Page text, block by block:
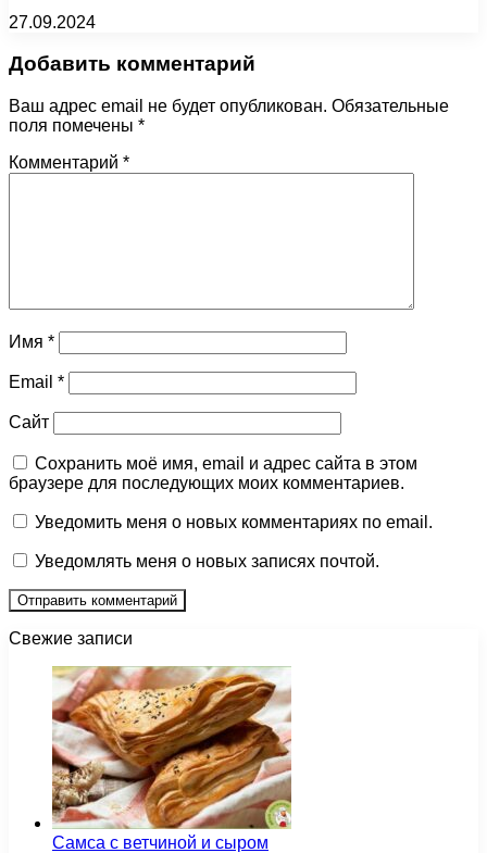
27.09.2024
Добавить комментарий
Ваш адрес email не будет опубликован. Обязательные
поля помечены *
Комментарий *
Имя *
Email *
Сайт
Сохранить моё имя, email и адрес сайта в этом
браузере для последующих моих комментариев.
Уведомить меня о новых комментариях по email.
Уведомлять меня о новых записях почтой.
Свежие записи
Самса с ветчиной и сыром